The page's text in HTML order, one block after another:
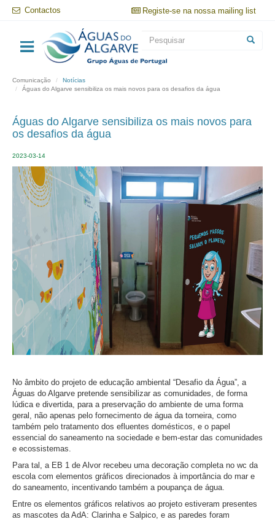
Passar
para
conteúdo
principal
Contactos Registe-se na nossa mailing list
Formulário
de
Pesquisar
Comunicação
Notícias
Águas do Algarve sensibiliza os mais novos para os desafios da água
Águas do Algarve sensibiliza os mais novos para
os desafios da água
2023-03-14
No âmbito do projeto de educação ambiental “Desafio da Água”, a
Águas do Algarve pretende sensibilizar as comunidades, de forma
lúdica e divertida, para a preservação do ambiente de uma forma
geral, não apenas pelo fornecimento de água da torneira, como
também pelo tratamento dos efluentes domésticos, e o papel
essencial do saneamento na sociedade e bem-estar das comunidades
e ecossistemas.
Para tal, a EB 1 de Alvor recebeu uma decoração completa no wc da
escola com elementos gráficos direcionados à importância do mar e
do saneamento, incentivando também a poupança de água.
Entre os elementos gráficos relativos ao projeto estiveram presentes
as mascotes da AdA: Clarinha e Salpico, e as paredes foram